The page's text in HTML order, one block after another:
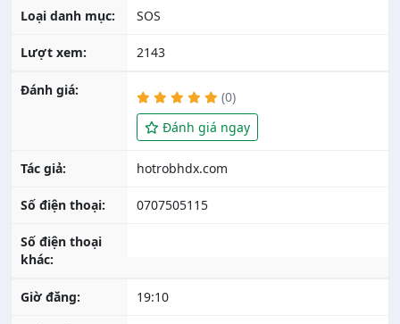
Loại danh mục: SOS
Lượt xem: 2143
Đánh giá:
(0)
Đánh giá ngay
Tác giả:
Số điện thoại: 0707505115
Số điện thoại
khác:
Giờ đăng: 19:10